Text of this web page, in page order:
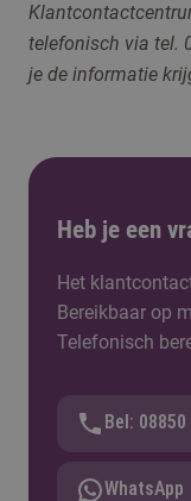
telefonisch via tel.
je de informatie
Heb je een
Het
Bereikbaar op
Telefonisch
Bel: 08850
WhatsApp